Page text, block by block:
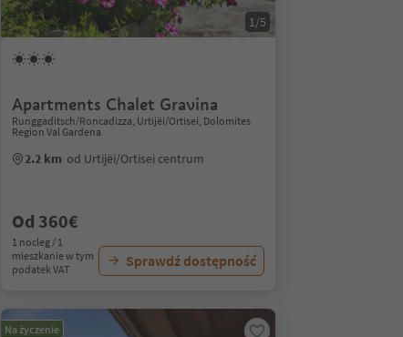
1/5
Apartments Chalet Gravina
Runggaditsch/Roncadizza, Urtijëi/Ortisei, Dolomites
Region Val Gardena
2.2 km od Urtijëi/Ortisei centrum
Od 360€
1 nocleg / 1
mieszkanie w tym
podatek VAT
Sprawdź dostępność
Na życzenie